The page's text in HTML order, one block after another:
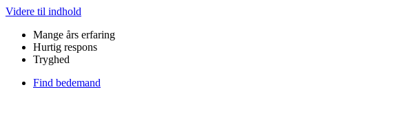
Videre til indhold
Mange års erfaring
Hurtig respons​
Tryghed
Find bedemand